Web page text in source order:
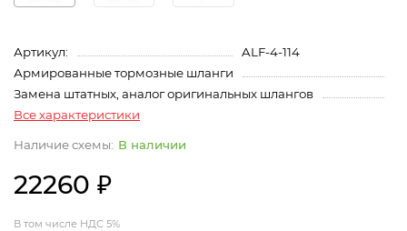
Артикул:
ALF-4-114
Армированные тормозные шланги
Замена штатных, аналог оригинальных шлангов
Все характеристики
В наличии
22260 ₽
В том числе НДС 5%